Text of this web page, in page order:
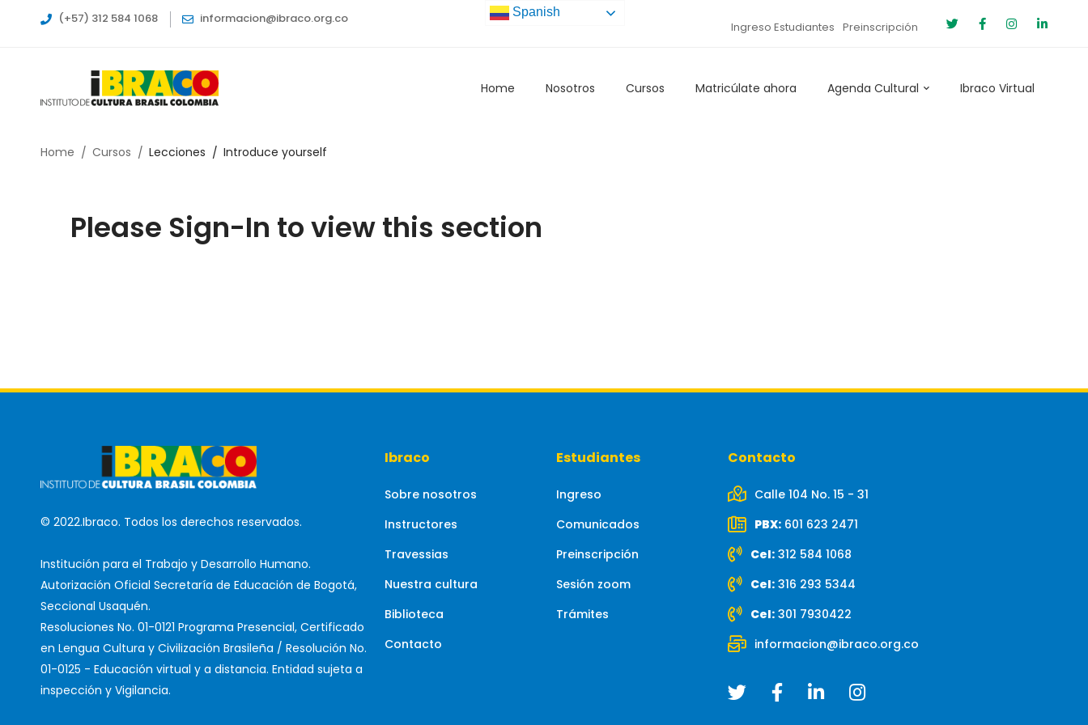
(+57) 312 584 1068 informacion@ibraco.org.co
Ingreso Estudiantes Preinscripción
Home Nosotros Cursos Matricúlate ahora Agenda Cultural Ibraco Virtual
Home Cursos Lecciones Introduce yourself
Please Sign-In to view this section
© 2022.Ibraco. Todos los derechos reservados.
Institución para el Trabajo y Desarrollo Humano.
Autorización Oficial Secretaría de Educación de Bogotá,
Seccional Usaquén.
Resoluciones No. 01-0121 Programa Presencial, Certificado
en Lengua Cultura y Civilización Brasileña / Resolución No.
01-0125 - Educación virtual y a distancia. Entidad sujeta a
inspección y Vigilancia.
Ibraco
Sobre nosotros
Instructores
Travessias
Nuestra cultura
Biblioteca
Contacto
Estudiantes
Ingreso
Comunicados
Preinscripción
Sesión zoom
Trámites
Contacto
Calle 104 No. 15 - 31
PBX: 601 623 2471
Cel: 312 584 1068
Cel: 316 293 5344
Cel: 301 7930422
informacion@ibraco.org.co
Spanish